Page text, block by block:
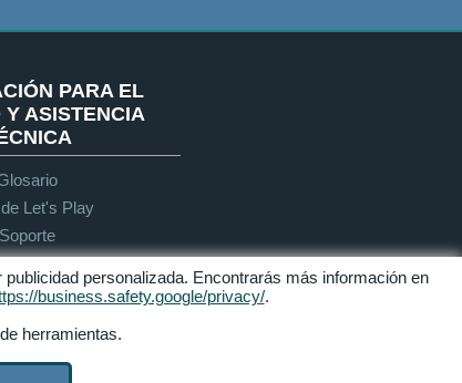
PARA EL
Y ASISTENCIA
Let's Play
Soporte
Accesibilidad
personalizada. Encontrarás más información en
business.safety.google/privacy/.
herramientas.